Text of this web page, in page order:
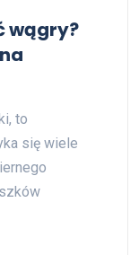
wągry?
to
się wiele